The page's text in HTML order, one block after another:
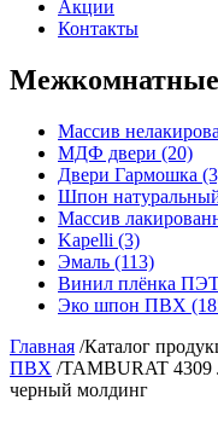
Акции
Контакты
Межкомнатные
Массив
МДФ двери (20)
Двери Гармошка
Шпон
Массив
Kapelli (3)
Эмаль (113)
Винил плёнка
Эко шпон ПВХ
Главная /Каталог
ПВХ /TAMBURAT 4309
черный молдинг